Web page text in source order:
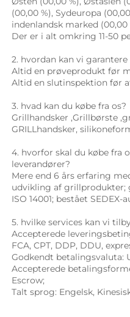
(00,00 %), Sydeuropa
indenlandsk marked (00,00
Der er i alt omkring 11-50
2. hvordan kan vi
Altid en prøveprodukt før
Altid en slutinspektion før
3. hvad kan du købe fra os?
Grillhandsker ,Grillbørste ,
GRILLhandsker,
4. hvorfor skal du købe fra
leverandører?
Mere end 6 års erfaring
udvikling af grillprodukter;
ISO 14001; bestået SEDEX-
5. hvilke services kan vi
Accepterede
FCA, CPT, DDP, DDU,
Godkendt betalingsvaluta:
Accepterede
Escrow;
Talt sprog: Engelsk,